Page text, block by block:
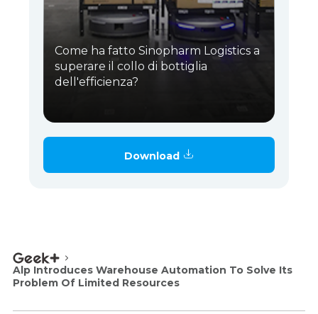
Come ha fatto Sinopharm Logistics a
superare il collo di bottiglia
dell'efficienza?
Download
Alp Introduces Warehouse Automation To Solve Its
Problem Of Limited Resources